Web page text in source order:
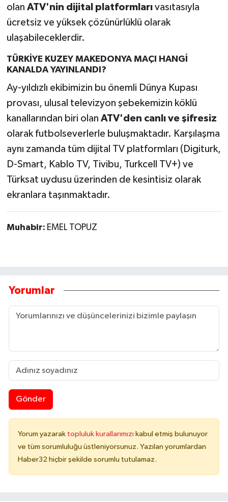
olan ATV'nin dijital platformlarıvasıtasıyla
ücretsiz ve yüksek çözünürlüklü olarak
ulaşabileceklerdir.
TÜRKİYE KUZEY MAKEDONYA MAÇI HANGİ
KANALDA YAYINLANDI?
Ay-yıldızlı ekibimizin bu önemli Dünya Kupası
provası, ulusal televizyon şebekemizin köklü
kanallarından biri olan ATV'den canlı ve şifresiz
olarak futbolseverlerle buluşmaktadır. Karşılaşma
aynı zamanda tüm dijital TV platformları (Digiturk,
D-Smart, Kablo TV, Tivibu, Turkcell TV+) ve
Türksat uydusu üzerinden de kesintisiz olarak
ekranlara taşınmaktadır.
Muhabir: EMEL TOPUZ
Yorumlar
Gönder
Yorum yazarak topluluk kurallarımızı kabul etmiş bulunuyor
ve tüm sorumluluğu üstleniyorsunuz. Yazılan yorumlardan
Haber32 hiçbir şekilde sorumlu tutulamaz.